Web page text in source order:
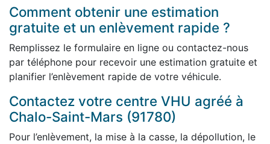
Comment obtenir une estimation
gratuite et un enlèvement rapide ?
Remplissez le formulaire en ligne ou contactez-nous
par téléphone pour recevoir une estimation gratuite et
planifier l’enlèvement rapide de votre véhicule.
Contactez votre centre VHU agréé à
Chalo-Saint-Mars (91780)
Pour l’enlèvement, la mise à la casse, la dépollution, le